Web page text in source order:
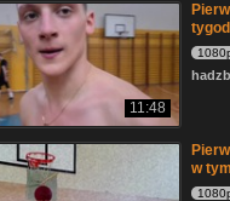
11:48
w